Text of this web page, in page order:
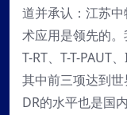
道并承认：江苏
术应用是领先的
T-RT、T-T-PAUT
其中前三项达到世
DR的水平也是国内